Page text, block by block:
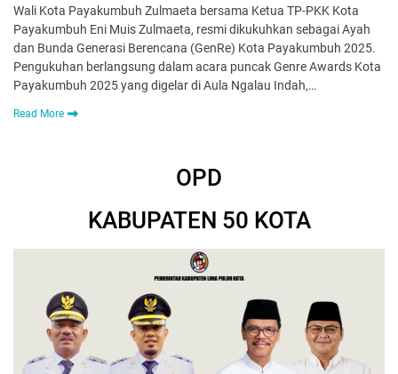
Wali Kota Payakumbuh Zulmaeta bersama Ketua TP-PKK Kota
Payakumbuh Eni Muis Zulmaeta, resmi dikukuhkan sebagai Ayah
dan Bunda Generasi Berencana (GenRe) Kota Payakumbuh 2025.
Pengukuhan berlangsung dalam acara puncak Genre Awards Kota
Payakumbuh 2025 yang digelar di Aula Ngalau Indah,…
Read More
OPD
KABUPATEN 50 KOTA